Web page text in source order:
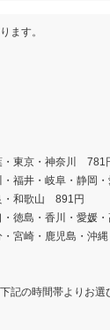
ます。
・東京・神奈川 781
福井・岐阜・静岡
・和歌山 891円
徳島・香川・愛媛
宮崎・鹿児島・沖
記の時間帯よりお選